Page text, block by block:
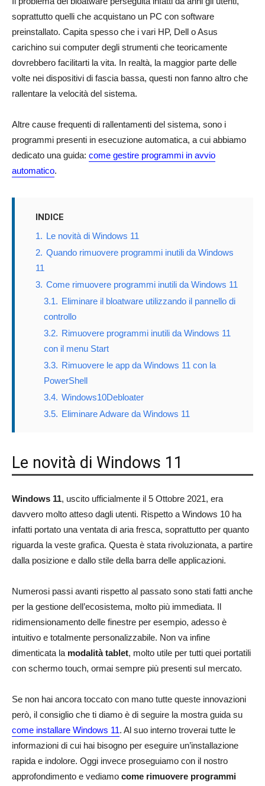
soprattutto quelli che acquistano un PC con software
preinstallato. Capita spesso che i vari HP, Dell o Asus
carichino sui computer degli strumenti che teoricamente
dovrebbero facilitarti la vita. In realtà, la maggior parte delle
volte nei dispositivi di fascia bassa, questi non fanno altro che
rallentare la velocità del sistema.
Altre cause frequenti di rallentamenti del sistema, sono i
programmi presenti in esecuzione automatica, a cui abbiamo
dedicato una guida: come gestire programmi in avvio
automatico.
INDICE
1. Le novità di Windows 11
2. Quando rimuovere programmi inutili da Windows
11
3. Come rimuovere programmi inutili da Windows 11
3.1. Eliminare il bloatware utilizzando il pannello di
controllo
3.2. Rimuovere programmi inutili da Windows 11
con il menu Start
3.3. Rimuovere le app da Windows 11 con la
PowerShell
3.4. Windows10Debloater
3.5. Eliminare Adware da Windows 11
Le novità di Windows 11
Windows 11, uscito ufficialmente il 5 Ottobre 2021, era
davvero molto atteso dagli utenti. Rispetto a Windows 10 ha
infatti portato una ventata di aria fresca, soprattutto per quanto
riguarda la veste grafica. Questa è stata rivoluzionata, a partire
dalla posizione e dallo stile della barra delle applicazioni.
Numerosi passi avanti rispetto al passato sono stati fatti anche
per la gestione dell’ecosistema, molto più immediata. Il
ridimensionamento delle finestre per esempio, adesso è
intuitivo e totalmente personalizzabile. Non va infine
dimenticata la modalità tablet, molto utile per tutti quei portatili
con schermo touch, ormai sempre più presenti sul mercato.
Se non hai ancora toccato con mano tutte queste innovazioni
però, il consiglio che ti diamo è di seguire la mostra guida su
come installare Windows 11. Al suo interno troverai tutte le
informazioni di cui hai bisogno per eseguire un’installazione
rapida e indolore. Oggi invece proseguiamo con il nostro
approfondimento e vediamo come rimuovere programmi